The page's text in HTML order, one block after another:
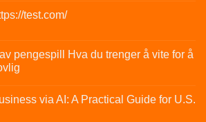
test.com/
pengespill Hva du trenger å vite for å
via AI: A Practical Guide for U.S.